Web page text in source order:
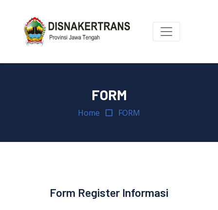
FORM
Home FORM
Form Register Informasi